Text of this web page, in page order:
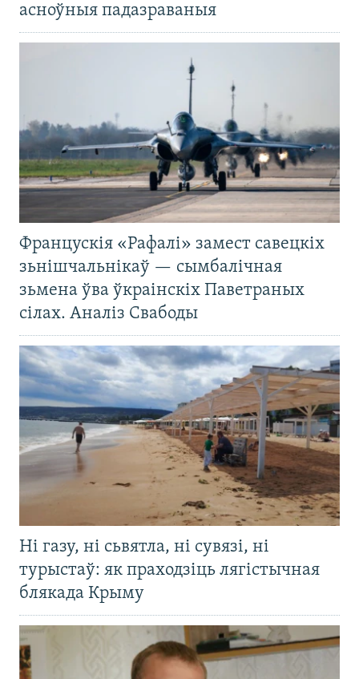
асноўныя падазраваныя
Францускія «Рафалі» замест савецкіх
зьнішчальнікаў — сымбалічная
зьмена ўва ўкраінскіх Паветраных
сілах. Аналіз Свабоды
Ні газу, ні сьвятла, ні сувязі, ні
турыстаў: як праходзіць лягістычная
блякада Крыму